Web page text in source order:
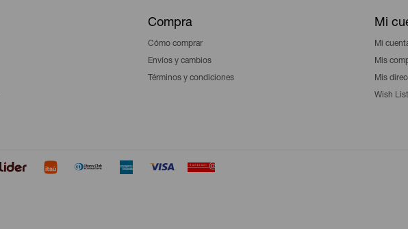
Compra
Cómo comprar
Envíos y cambios
Términos y condiciones
Mi
Mi
Mis
Mis
Wish List